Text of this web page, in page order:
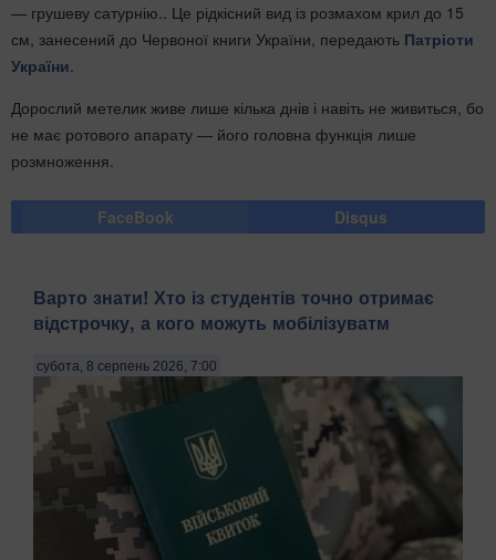
— грушеву сатурнію.. Це рідкісний вид із розмахом крил до 15
см, занесений до Червоної книги України, передають Патріоти
України.
Дорослий метелик живе лише кілька днів і навіть не живиться, бо
не має ротового апарату — його головна функція лише
розмноження.
FaceBook Disqus
Варто знати! Хто із студентів точно отримає
відстрочку, а кого можуть мобілізуватм
субота, 8 серпень 2026, 7:00